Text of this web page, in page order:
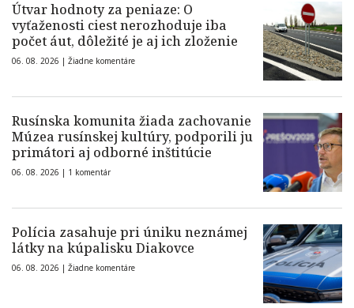
Útvar hodnoty za peniaze: O
vyťaženosti ciest nerozhoduje iba
počet áut, dôležité je aj ich zloženie
06. 08. 2026 | Žiadne komentáre
Rusínska komunita žiada zachovanie
Múzea rusínskej kultúry, podporili ju
primátori aj odborné inštitúcie
06. 08. 2026 | 1 komentár
Polícia zasahuje pri úniku neznámej
látky na kúpalisku Diakovce
06. 08. 2026 | Žiadne komentáre